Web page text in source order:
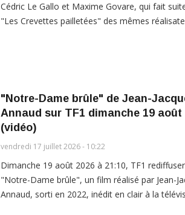
Cédric Le Gallo et Maxime Govare, qui fait
"Les Crevettes pailletées" des mêmes
"Notre-Dame brûle" de Jean-
Annaud sur TF1 dimanche 19 août
(vidéo)
vendredi 17 juillet 2026 - 10:22
Dimanche 19 août 2026 à 21:10, TF1
"Notre-Dame brûle", un film réalisé par Jean-
Annaud, sorti en 2022, inédit en clair à la